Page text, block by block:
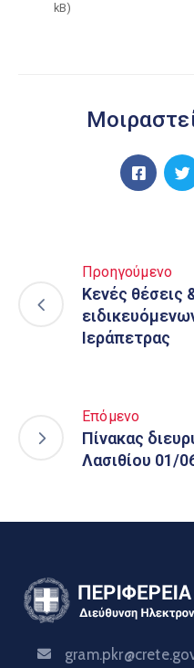
kB)
Προηγούμενο
Κενές θέσεις
Ιεράπετρας
Επόμενο
Πίνακας
Λασιθίου 01/